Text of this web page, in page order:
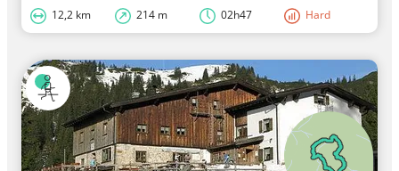
12,2 km 214 m 02h47 Hard